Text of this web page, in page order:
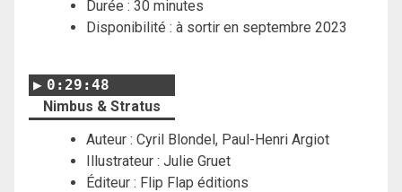
Durée : 30 minutes
Disponibilité : à sortir en septembre 2023
0:29:48
Nimbus & Stratus
Auteur : Cyril Blondel, Paul-Henri Argiot
Illustrateur : Julie Gruet
Éditeur : Flip Flap éditions